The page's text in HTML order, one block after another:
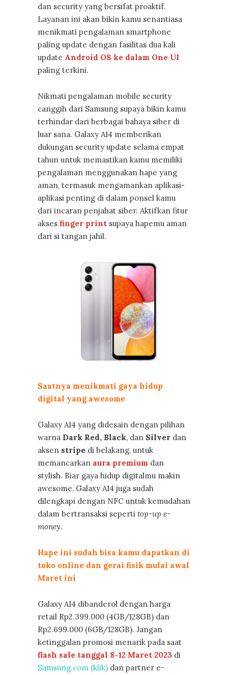
dan security yang bersifat proaktif.
Layanan ini akan bikin kamu senantiasa
menikmati pengalaman smartphone
paling update dengan fasilitas dua kali
update Android OS ke dalam One UI
paling terkini.
Nikmati pengalaman mobile security
canggih dari Samsung supaya bikin kamu
terhindar dari berbagai bahaya siber di
luar sana. Galaxy A14 memberikan
dukungan security update selama empat
tahun untuk memastikan kamu memiliki
pengalaman menggunakan hape yang
aman, termasuk mengamankan aplikasi-
aplikasi penting di dalam ponsel kamu
dari incaran penjahat siber. Aktifkan fitur
akses finger print supaya hapemu aman
dari si tangan jahil.
Saatnya menikmati gaya hidup
digital yang awesome
Galaxy A14 yang didesain dengan pilihan
warna Dark Red, Black, dan Silver dan
aksen stripe di belakang, untuk
memancarkan aura premium dan
stylish. Biar gaya hidup digitalmu makin
awesome, Galaxy A14 juga sudah
dilengkapi dengan NFC untuk kemudahan
dalam bertransaksi seperti top-up e-
money.
Hape ini sudah bisa kamu dapatkan di
toko online dan gerai fisik mulai awal
Maret ini
Galaxy A14 dibanderol dengan harga
retail Rp2.399.000 (4GB/128GB) dan
Rp2.699.000 (6GB/128GB). Jangan
ketinggalan promosi menarik pada saat
flash sale tanggal 8-12 Maret 2023 di
Samsung.com (klik) dan partner e-